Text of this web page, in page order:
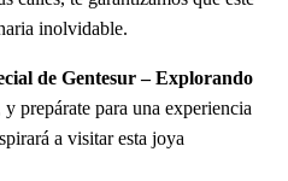
inolvidable.
de Gentesur – Explorando
y prepárate para una experiencia
a visitar esta joya